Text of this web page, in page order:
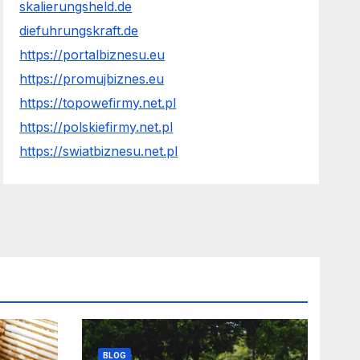
skalierungsheld.de
diefuhrungskraft.de
https://portalbiznesu.eu
https://promujbiznes.eu
https://topowefirmy.net.pl
https://polskiefirmy.net.pl
https://swiatbiznesu.net.pl
BLOG